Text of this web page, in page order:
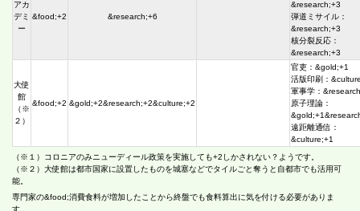
アカ
デミ
ー
&food;+2 &research;+6
&research;+3
弾道ミサイル：
&research;+3
核分裂反応：
&research;+3
大使
館
（※
２）
&food;+2 &gold;+2&research;+2&culture;+2
官吏：&gold;+1
活版印刷：
軍事学：
原子理論：
遠距離通信：
&culture;+1
（※１）コロニアのみニューディール政策を実施しても+2しかされない？ようです。
（※２）大使館は都市国家に設置したものを城塞などでタイルごと奪うと自都市でも活用可
能。
専門家の&food;消費食料が増加したことから終盤でも食料算出に気を付ける必要がありま
す。